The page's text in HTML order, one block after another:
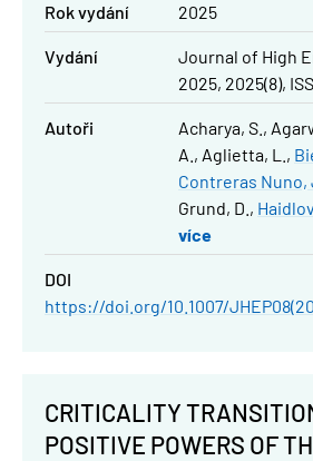
Rok vydání 2025
Vydání
Journal of High
2025, 2025(8),
Autoři Acharya, S.
A.
Aglietta, L.
Contreras Nuno,
Grund, D.
více
DOI
https://doi.org/10.1007/
CRITICALITY
POSITIVE POWERS OF